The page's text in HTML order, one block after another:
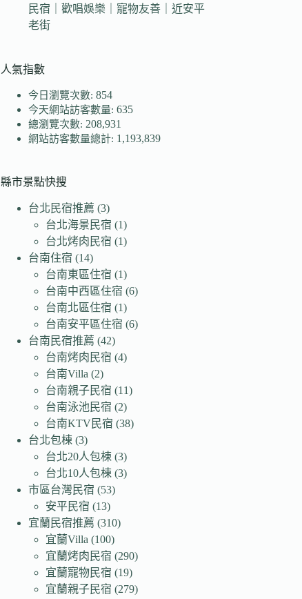
民宿｜歡唱娛樂｜寵物友善｜近安平
老街
人氣指數
今日瀏覽次數:854
今天網站訪客數量:635
總瀏覽次數: 208,931
網站訪客數量總計: 1,193,839
縣市景點快搜
台北民宿推薦 (3)
台北海景民宿 (1)
台北烤肉民宿 (1)
台南住宿 (14)
台南東區住宿 (1)
台南中西區住宿 (6)
台南北區住宿 (1)
台南安平區住宿 (6)
台南民宿推薦 (42)
台南烤肉民宿 (4)
台南Villa (2)
台南親子民宿 (11)
台南泳池民宿 (2)
台南KTV民宿 (38)
台北包棟 (3)
台北20人包棟 (3)
台北10人包棟 (3)
市區台灣民宿 (53)
安平民宿 (13)
宜蘭民宿推薦 (310)
宜蘭Villa (100)
宜蘭烤肉民宿 (290)
宜蘭寵物民宿 (19)
宜蘭親子民宿 (279)